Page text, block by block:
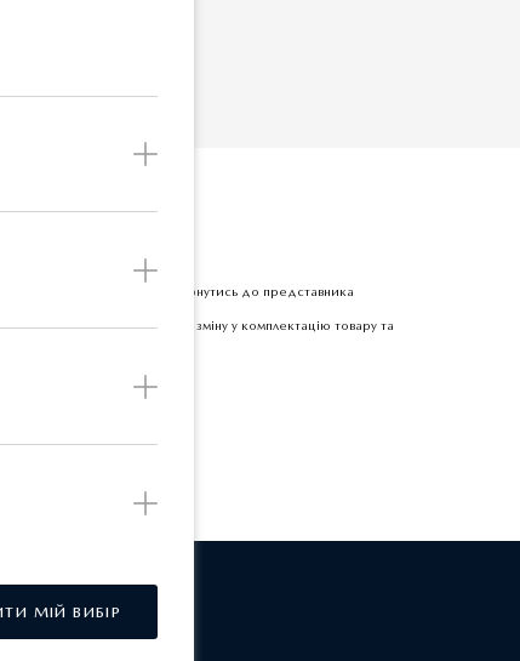
товару прохання звернутись до представника
за собою право вносити зміну у комплектацію товару та
МІЙ ВИБІР